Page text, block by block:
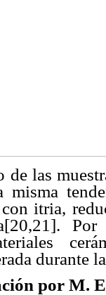
de las
misma
con itria,
durante
por M.